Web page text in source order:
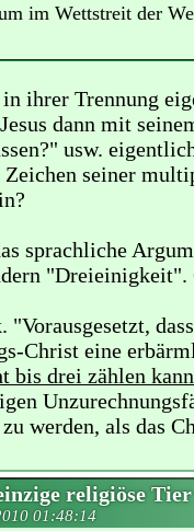
im Wettstreit der
in ihrer Trennung
dann mit
usw.
seiner
sprachliche
"Dreieinigkeit".
Christ eine
bis drei zählen kann
werden, als das
religiöse Tier
01:48:14